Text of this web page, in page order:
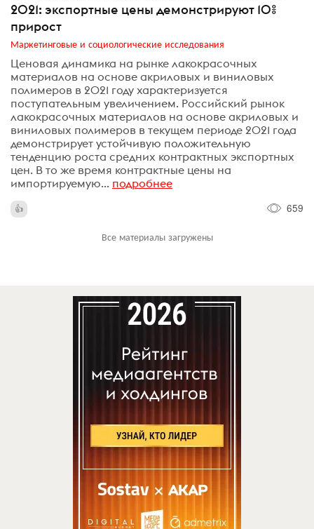
2021: экспортные цены демонстрируют 10%
прирост
Маркетинговые и социологические исследования
Ценовая динамика на рынке лакокрасочных
материалов на основе акриловых и виниловых
полимеров в 2021 году характеризуется
поступательным увеличением. Российский рынок
лакокрасочных материалов на основе акриловых и
виниловых полимеров в текущем периоде 2021 года
демонстрирует устойчивую положительную
тенденцию роста средних контрактных экспортных
цен. В то же время контрактные цены на
импортируемую... подробнее
659
Все материалы загружены